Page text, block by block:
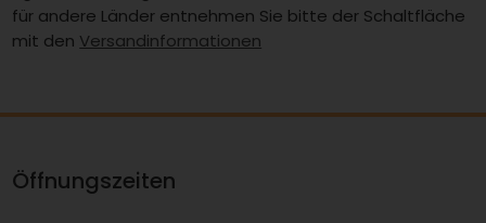
für andere Länder entnehmen Sie bitte der Schaltfläche
mit den Versandinformationen
Öffnungszeiten